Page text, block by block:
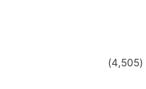
(4,505)